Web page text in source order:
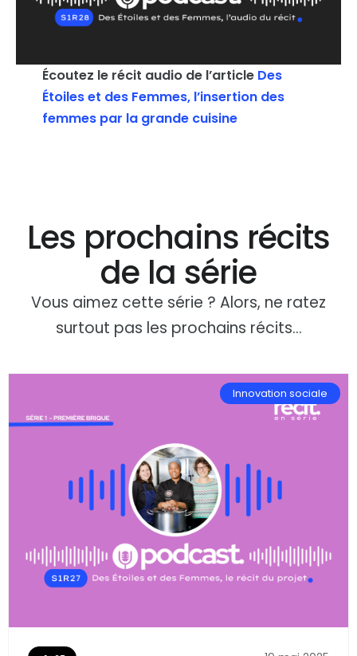
Écoutez le récit audio de l’article Des
Étoiles et des Femmes, l’insertion des
femmes par la grande cuisine
Les prochains récits
de la série
Vous aimez cette série ? Alors, ne ratez
surtout pas les prochains récits…
Innovation sociale